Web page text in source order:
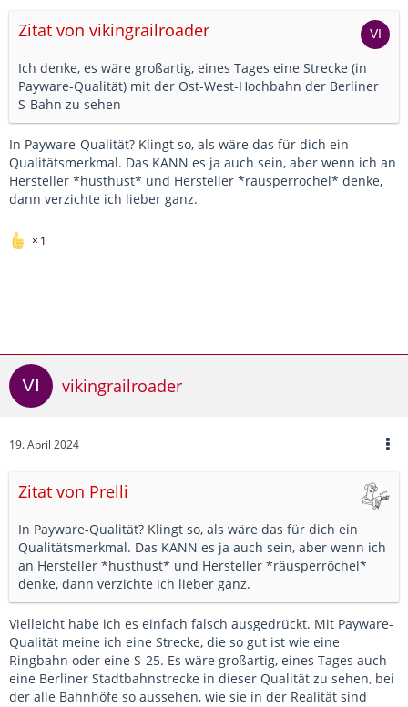
Zitat von vikingrailroader
Ich denke, es wäre großartig, eines Tages eine Strecke (in
Payware-Qualität) mit der Ost-West-Hochbahn der Berliner
S-Bahn zu sehen
In Payware-Qualität? Klingt so, als wäre das für dich ein
Qualitätsmerkmal. Das KANN es ja auch sein, aber wenn ich an
Hersteller *husthust* und Hersteller *räusperröchel* denke,
dann verzichte ich lieber ganz.
1
vikingrailroader
19. April 2024
Zitat von Prelli
In Payware-Qualität? Klingt so, als wäre das für dich ein
Qualitätsmerkmal. Das KANN es ja auch sein, aber wenn ich
an Hersteller *husthust* und Hersteller *räusperröchel*
denke, dann verzichte ich lieber ganz.
Vielleicht habe ich es einfach falsch ausgedrückt. Mit Payware-
Qualität meine ich eine Strecke, die so gut ist wie eine
Ringbahn oder eine S-25. Es wäre großartig, eines Tages auch
eine Berliner Stadtbahnstrecke in dieser Qualität zu sehen, bei
der alle Bahnhöfe so aussehen, wie sie in der Realität sind